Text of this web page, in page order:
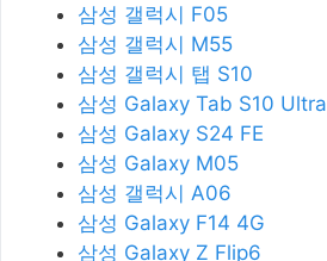
삼성 갤럭시 F05
삼성 갤럭시 M55
삼성 갤럭시 탭 S10
삼성 Galaxy Tab S10 Ultra
삼성 Galaxy S24 FE
삼성 Galaxy M05
삼성 갤럭시 A06
삼성 Galaxy F14 4G
삼성 Galaxy Z Flip6